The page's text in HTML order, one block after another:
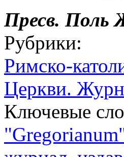
Пресв. Поль
Рубрики:
Римско-
Церкви.
Ключевые